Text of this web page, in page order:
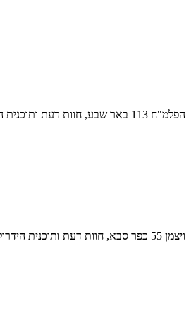
הפלמ"ח 113 באר שבע, חוות דעת ותוכנית הידרולוגית לניהול מי נגר
ויצמן 55 כפר סבא, חוות דעת ותוכנית הידרולוגית לניהול מי נגר